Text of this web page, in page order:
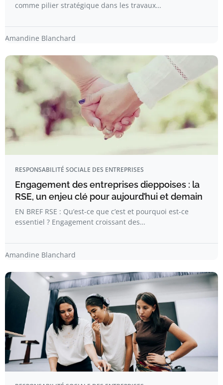
comme pilier stratégique dans les travaux…
Amandine Blanchard
RESPONSABILITÉ SOCIALE DES ENTREPRISES
Engagement des entreprises dieppoises : la
RSE, un enjeu clé pour aujourd’hui et demain
EN BREF RSE : Qu’est-ce que c’est et pourquoi est-ce
essentiel ? Engagement croissant des…
Amandine Blanchard